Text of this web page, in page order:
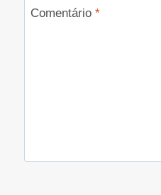
Comentário *